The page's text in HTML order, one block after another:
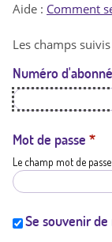
Aide : Comment
Les champs
Numéro
Mot de passe *
Le champ mot de
Se souvenir de